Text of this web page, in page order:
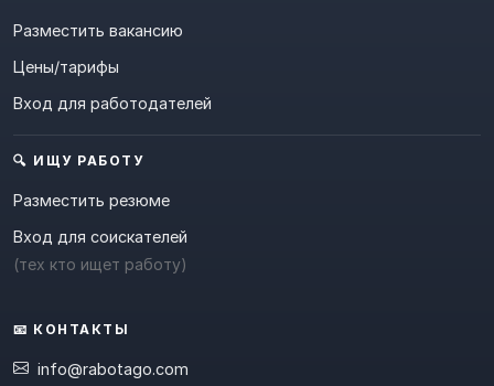
Разместить вакансию
Цены/тарифы
Вход для работодателей
🔍 ИЩУ РАБОТУ
Разместить резюме
Вход для соискателей
(тех кто ищет работу)
📧 КОНТАКТЫ
info@rabotago.com